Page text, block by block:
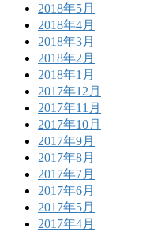
2018年5月
2018年4月
2018年3月
2018年2月
2018年1月
2017年12月
2017年11月
2017年10月
2017年9月
2017年8月
2017年7月
2017年6月
2017年5月
2017年4月